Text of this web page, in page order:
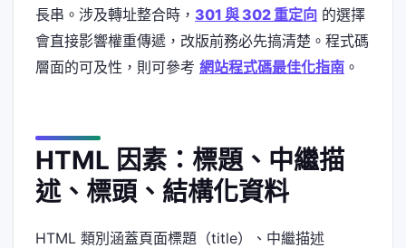
長串。涉及轉址整合時， 301 與 302 重定向 的選擇
會直接影響權重傳遞，改版前務必先搞清楚。程式碼
層面的可及性，則可參考 網站程式碼最佳化指南 。
HTML 因素：標題、中繼描
述、標頭、結構化資料
HTML 類別涵蓋頁面標題（title）、中繼描述